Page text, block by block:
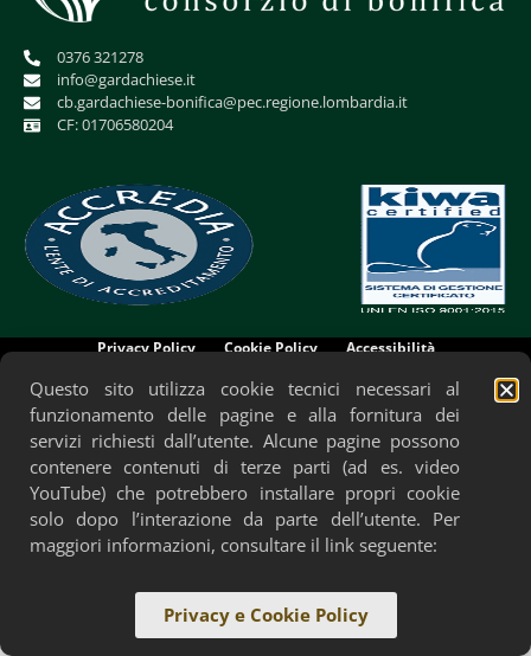
0376 321278
info@gardachiese.it
cb.gardachiese-bonifica@pec.regione.lombardia.it
CF: 01706580204
Privacy Policy Cookie Policy Accessibilità
Questo sito utilizza cookie tecnici necessari al
funzionamento delle pagine e alla fornitura dei
servizi richiesti dall’utente. Alcune pagine possono
contenere contenuti di terze parti (ad es. video
YouTube) che potrebbero installare propri cookie
solo dopo l’interazione da parte dell’utente. Per
maggiori informazioni, consultare il link seguente:
Privacy e Cookie Policy